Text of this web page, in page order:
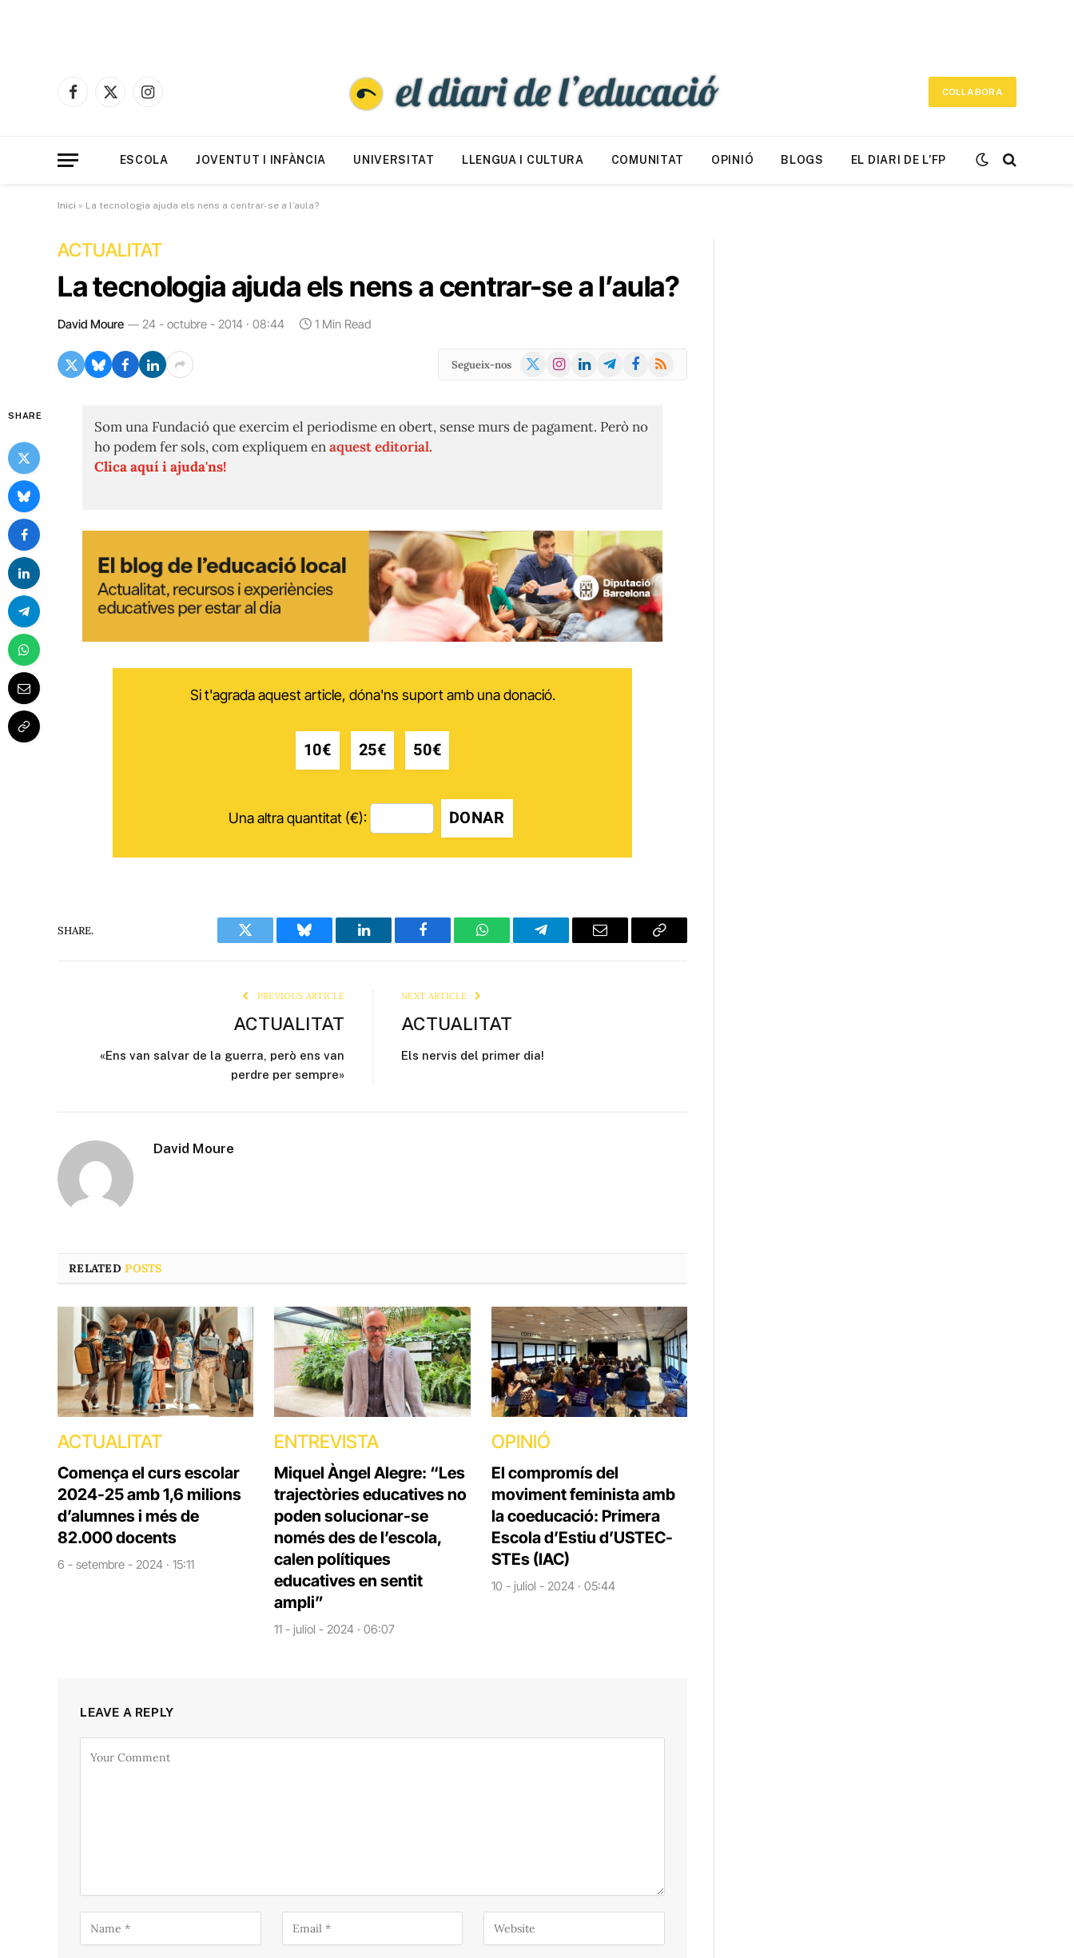
Facebook
X
Instagram
COL·LABORA
ESCOLA JOVENTUT I INFÀNCIA UNIVERSITAT LLENGUA I CULTURA COMUNITAT OPINIÓ BLOGS EL DIARI DE L’FP
Inici » La tecnologia ajuda els nens a centrar-se a l’aula?
ACTUALITAT
La tecnologia ajuda els nens a centrar-se a l’aula?
David Moure 24 - octubre - 2014 · 08:44 1 Min Read
Segueix-nos
X
Instagram
LinkedInTelegramFacebook
RSS
SHARE
Som una Fundació que exercim el periodisme en obert, sense murs de pagament. Però no
ho podem fer sols, com expliquem enaquest editorial.
Clica aquí i ajuda'ns!
Si t'agrada aquest article, dóna'ns suport amb una donació.
10€ 25€ 50€
Una altra quantitat (€): DONAR
SHARE.
Twitter Bluesky LinkedIn Facebook WhatsAppTelegram Email
Copy
PREVIOUS ARTICLE
ACTUALITAT
«Ens van salvar de la guerra, però ens van
perdre per sempre»
NEXT ARTICLE
ACTUALITAT
Els nervis del primer dia!
David Moure
RELATEDPOSTS
ACTUALITAT
Comença el curs escolar
2024-25 amb 1,6 milions
d’alumnes i més de
82.000 docents
6 - setembre - 2024 · 15:11
ENTREVISTA
Miquel Àngel Alegre: “Les
trajectòries educatives no
poden solucionar-se
només des de l’escola,
calen polítiques
educatives en sentit
ampli”
11 - juliol - 2024 · 06:07
OPINIÓ
El compromís del
moviment feminista amb
la coeducació: Primera
Escola d’Estiu d’USTEC-
STEs (IAC)
10 - juliol - 2024 · 05:44
LEAVE A REPLY